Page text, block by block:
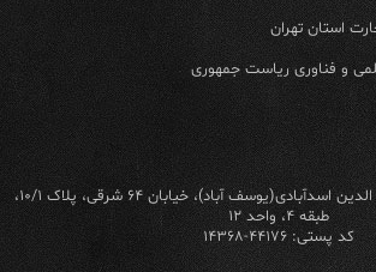
استان تهران
و فناوری ریاست جمهوری
تهران، خیابان سیدجمال الدین اسدآبادی(یوسف آباد)، خیابان ۶۴ شرقی، پلاک ۱۰/۱،
طبقه ۴، واحد ۱۲
کد پستی: ۴۴۱۷۶-۱۴۳۶۸